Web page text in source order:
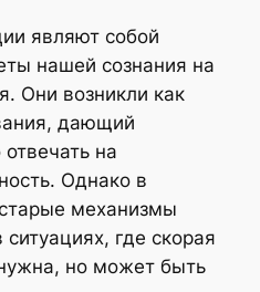
являют собой
нашей сознания на
Они возникли как
дающий
на
Однако в
механизмы
где скорая
но может быть